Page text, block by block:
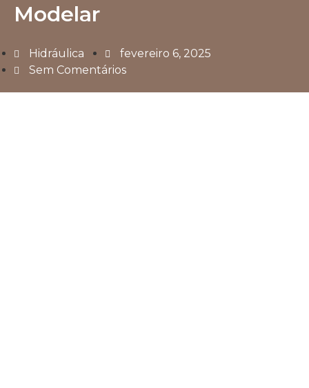
Modelar
Hidráulica
fevereiro 6, 2025
Sem Comentários